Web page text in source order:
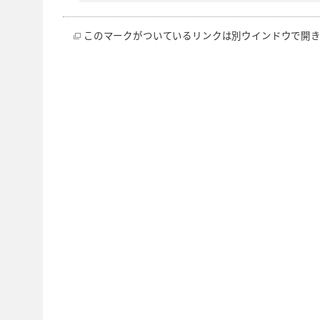
このマークがついているリンクは別ウインドウで開